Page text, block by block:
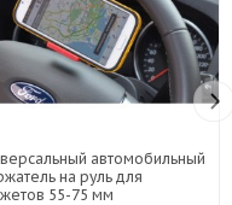
автомобильный
на руль для
55-75 мм